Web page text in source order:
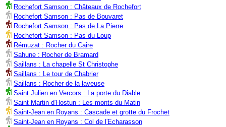
Rochefort Samson : Châteaux de Rochefort
Rochefort Samson : Pas de Bouvaret
Rochefort Samson : Pas de La Pierre
Rochefort Samson : Pas du Loup
Rémuzat : Rocher du Caire
Sahune : Rocher de Bramard
Saillans : La chapelle St Christophe
Saillans : Le tour de Chabrier
Saillans : Rocher de la laveuse
Saint Julien en Vercors : La porte du Diable
Saint Martin d'Hostun : Les monts du Matin
Saint-Jean en Royans : Cascade et grotte du Frochet
Saint-Jean en Royans : Col de l'Echarasson